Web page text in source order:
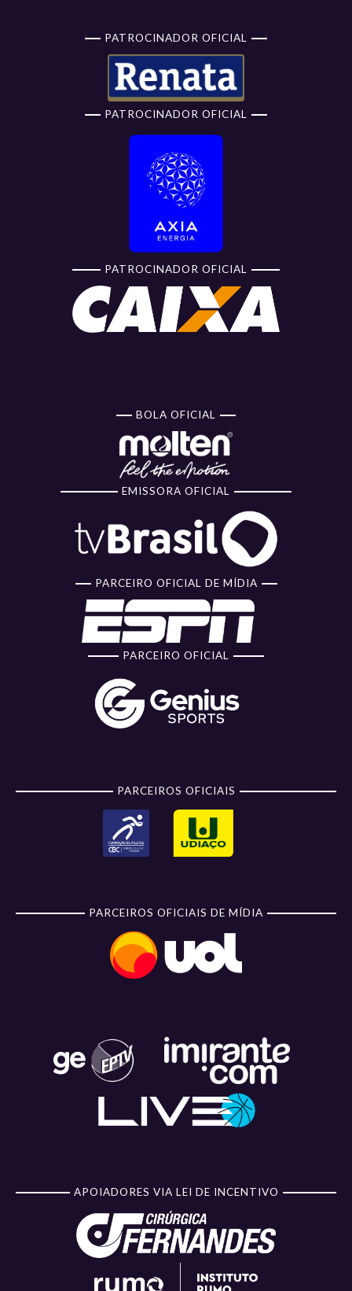
PATROCINADOR OFICIAL
PATROCINADOR OFICIAL
PATROCINADOR OFICIAL
BOLA OFICIAL
EMISSORA OFICIAL
PARCEIRO OFICIAL DE MÍDIA
PARCEIRO OFICIAL
PARCEIROS OFICIAIS
PARCEIROS OFICIAIS DE MÍDIA
APOIADORES VIA LEI DE INCENTIVO